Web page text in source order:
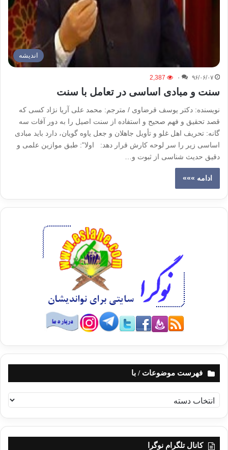
اندیشه
۹۶/۰۶/۰۷ ۰ 2,387
سنت و مبادی اساسی در تعامل با سنت
نویسنده: دکتر یوسف قرضاوی / مترجم: محمد علی آریا نژاد کسی که
قصد تحقیق و فهم صحیح و استفاده از سنت اصیل را به دور آفات سه
گانه: تحریف اهل غلو و تأویل جاهلان و جعل یاوه گویان،‌ دارد باید مبادی
اساسی زیر را سر لوحه کارش قرار دهد: اولا": طبق موازین علمی و
دقیق حدیث شناسی از ثبوت و…
ادامه »»»
فهرست موضوعات / با
ه
ر
کانال تلگرام نوگرا